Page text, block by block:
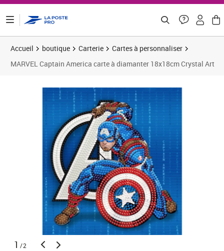
Accueil boutique Carterie
Cartes à personnaliser
MARVEL Captain America carte à diamanter 18x18cm Crystal Art
1 /2